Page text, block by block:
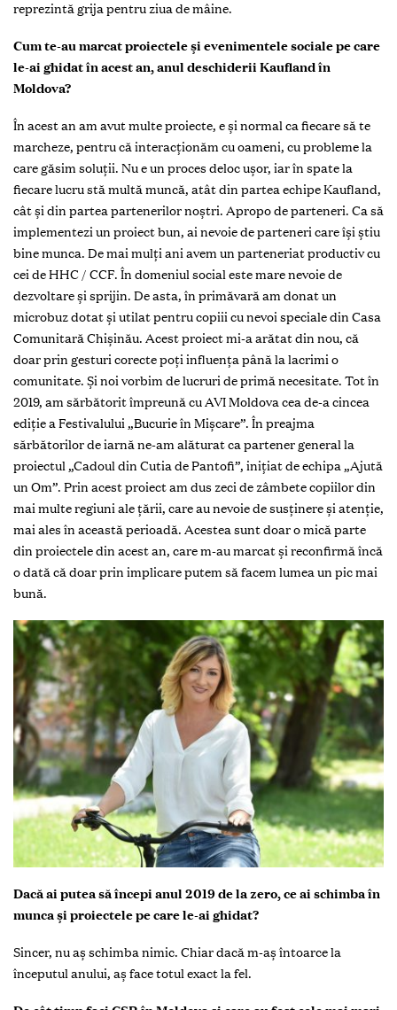
reprezintă grija pentru ziua de mâine.
Cum te-au marcat proiectele și evenimentele sociale pe care
le-ai ghidat în acest an, anul deschiderii Kaufland în
Moldova?
În acest an am avut multe proiecte, e și normal ca fiecare să te
marcheze, pentru că interacționăm cu oameni, cu probleme la
care găsim soluții. Nu e un proces deloc ușor, iar în spate la
fiecare lucru stă multă muncă, atât din partea echipe Kaufland,
cât și din partea partenerilor noștri. Apropo de parteneri. Ca să
implementezi un proiect bun, ai nevoie de parteneri care își știu
bine munca. De mai mulți ani avem un parteneriat productiv cu
cei de HHC / CCF. În domeniul social este mare nevoie de
dezvoltare și sprijin. De asta, în primăvară am donat un
microbuz dotat și utilat pentru copiii cu nevoi speciale din Casa
Comunitară Chișinău. Acest proiect mi-a arătat din nou, că
doar prin gesturi corecte poți influența până la lacrimi o
comunitate. Și noi vorbim de lucruri de primă necesitate. Tot în
2019, am sărbătorit împreună cu AVI Moldova cea de-a cincea
ediție a Festivalului „Bucurie în Mișcare”. În preajma
sărbătorilor de iarnă ne-am alăturat ca partener general la
proiectul „Cadoul din Cutia de Pantofi”, inițiat de echipa „Ajută
un Om”. Prin acest proiect am dus zeci de zâmbete copiilor din
mai multe regiuni ale țării, care au nevoie de susținere și atenție,
mai ales în această perioadă. Acestea sunt doar o mică parte
din proiectele din acest an, care m-au marcat și reconfirmă încă
o dată că doar prin implicare putem să facem lumea un pic mai
bună.
Dacă ai putea să începi anul 2019 de la zero, ce ai schimba în
munca și proiectele pe care le-ai ghidat?
Sincer, nu aș schimba nimic. Chiar dacă m-aș întoarce la
începutul anului, aș face totul exact la fel.